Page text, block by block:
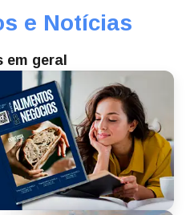
e Notícias
em geral